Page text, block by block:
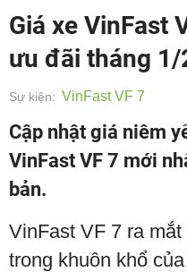
Giá xe VinFast
ưu đãi tháng 1/
Sự kiện: VinFast VF 7
Cập nhật giá niêm
VinFast VF 7 mới
bản.
VinFast VF 7 ra
trong khuôn khổ